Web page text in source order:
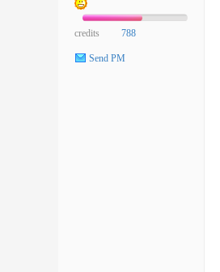
credits 788
Send PM